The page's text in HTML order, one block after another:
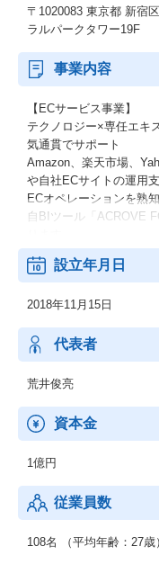
〒1020083 東京都 新宿
ラルパークタワー19F
事業内容
【ECサービス事業】
テクノロジー×専任エキ
気通貫でサポート
Amazon、楽天市場、
や自社ECサイトの運用
ECオペレーションを熟
自BIツール「ACROVE
【ECロールアップ事業】
しくは事業承継等で悩ま
して、同社によるM&A
ービス事業を通じて培
することで、ブランド
くの消費者様に商品を届
設立年月日
2018年11月15日
代表者
荒井俊亮
資本金
1億円
従業員数
108名 （平均年齢：27歳